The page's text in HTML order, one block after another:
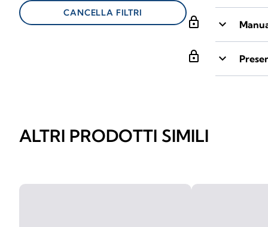
lock keyboard_arrow_down
lock keyboard_arrow_down
CANCELLA FILTRI
ALTRI PRODOTTI SIMILI